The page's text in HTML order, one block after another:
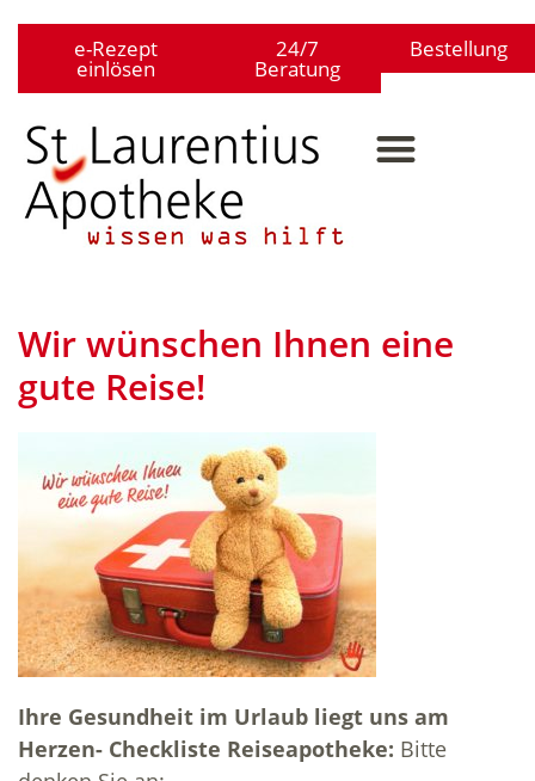
Bestellung
24/7
Beratung
e-Rezept
einlösen
Wir wünschen Ihnen eine
gute Reise!
Ihre Gesundheit im Urlaub liegt uns am
Herzen- Checkliste Reiseapotheke: Bitte